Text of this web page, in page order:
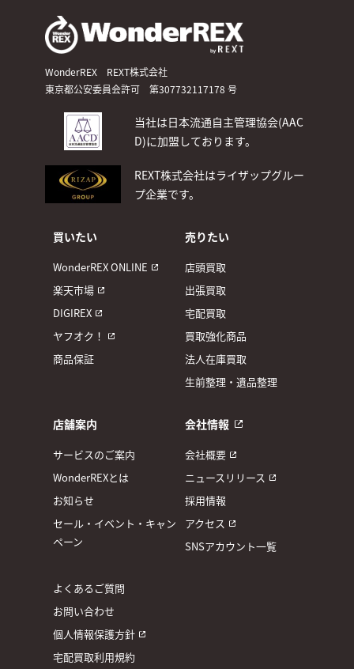
WonderREX REXT株式会社
東京都公安委員会許可 第307732117178 号
当社は日本流通自主管理協会(AAC
D)に加盟しております。
REXT株式会社はライザップグルー
プ企業です。
買いたい
WonderREX ONLINE
楽天市場
DIGIREX
ヤフオク！
商品保証
売りたい
店頭買取
出張買取
宅配買取
買取強化商品
法人在庫買取
生前整理・遺品整理
店舗案内
サービスのご案内
WonderREXとは
お知らせ
セール・イベント・キャン
ペーン
会社情報
会社概要
ニュースリリース
採用情報
アクセス
SNSアカウント一覧
よくあるご質問
お問い合わせ
個人情報保護方針
宅配買取利用規約